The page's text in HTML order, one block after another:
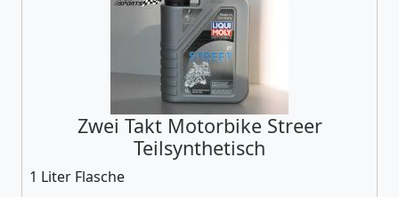
Zwei Takt Motorbike Streer
Teilsynthetisch
1 Liter Flasche